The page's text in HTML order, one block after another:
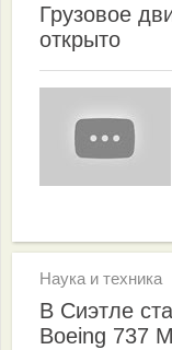
Грузовое
открыто
Наука и техника
В Сиэтле
Boeing 737